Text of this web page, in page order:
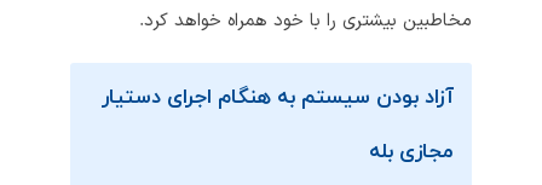
مخاطبین بیشتری را با خود همراه خواهد کرد.
آزاد بودن سیستم به هنگام اجرای دستیار
مجازی بله